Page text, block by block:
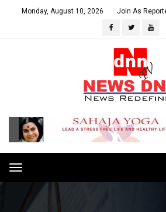
Monday, August 10, 2026 Join As
Toggle
navigation